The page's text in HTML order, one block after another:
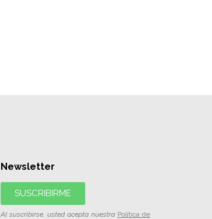
Newsletter
SUSCRIBIRME
Al suscribirse, usted acepta nuestra Política de